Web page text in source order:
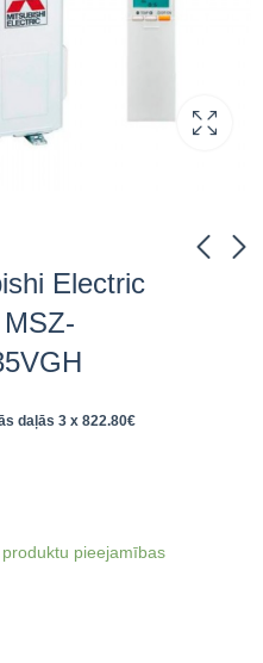
Electric
Gaisa siltumsūknis-
kondicionieris
Mitsubishi Electric AP
AP35VGK/MUZ-
PVN
AP60VG/MUZ-
PVN
daļās 3 x 822.80€
pieejamības